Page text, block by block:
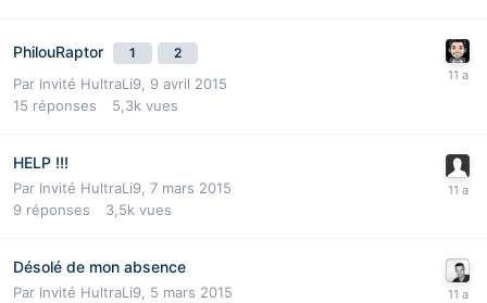
PhilouRaptor 1 2
Par Invité HultraLi9, 9 avril 2015
15 réponses 5,3k vues
HELP !!!
Par Invité HultraLi9, 7 mars 2015
9 réponses 3,5k vues
Désolé de mon absence
Par Invité HultraLi9, 5 mars 2015